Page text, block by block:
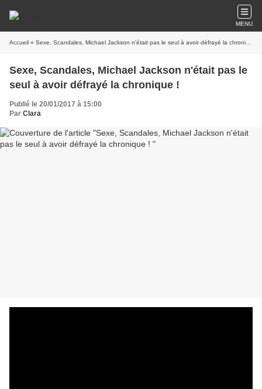
MENU
Accueil » Sexe, Scandales, Michael Jackson n'était pas le seul à avoir défrayé la chronique !
Sexe, Scandales, Michael Jackson n'était pas le
seul à avoir défrayé la chronique !
Publié le 20/01/2017 à 15:00
Par Clara